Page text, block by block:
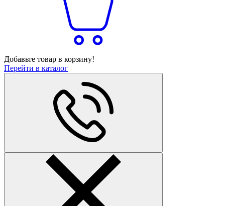
Добавьте товар в корзину!
Перейти в каталог